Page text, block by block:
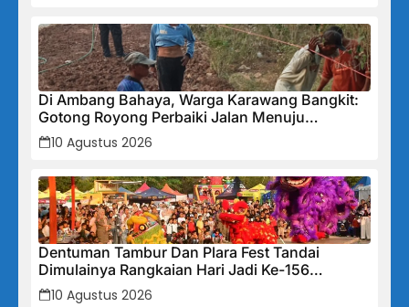
Di Ambang Bahaya, Warga Karawang Bangkit:
Gotong Royong Perbaiki Jalan Menuju
Jembatan Gantung yang Terabaikan
10 Agustus 2026
Dentuman Tambur Dan Plara Fest Tandai
Dimulainya Rangkaian Hari Jadi Ke-156
Kabupaten Sukabumi
10 Agustus 2026